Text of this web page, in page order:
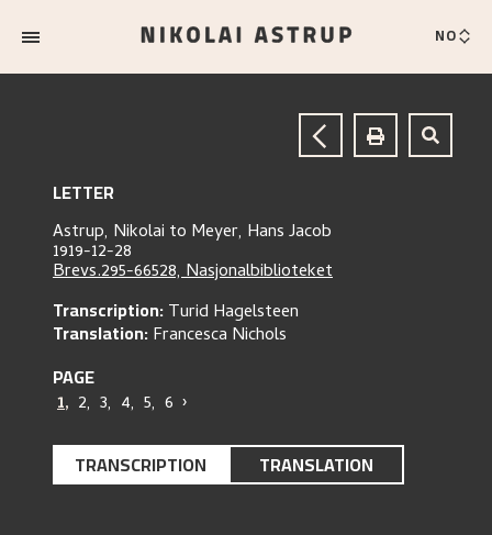
NO
LETTER
Astrup, Nikolai to Meyer, Hans Jacob
1919-12-28
Brevs.295-66528, Nasjonalbiblioteket
Transcription:Turid Hagelsteen
Translation:Francesca Nichols
PAGE
1, 2, 3, 4, 5, 6 ›
TRANSCRIPTION TRANSLATION